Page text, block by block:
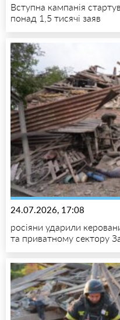
Вступна кампанія
понад 1,5 тисячі заяв
24.07.2026, 17:08
росіяни ударили
та приватному сектору